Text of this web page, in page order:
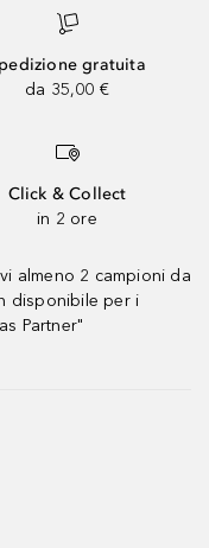
gratuita
da 35,00 €
Click & Collect
in 2 ore
almeno 2 campioni da
disponibile per i
Partner"